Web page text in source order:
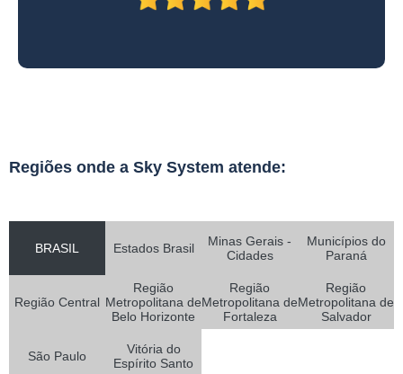
Regiões onde a Sky System atende:
BRASIL Estados Brasil
Minas Gerais -
Cidades
Municípios do
Paraná
Região Central
Região
Metropolitana de
Belo Horizonte
Região
Metropolitana de
Fortaleza
Região
Metropolitana de
Salvador
São Paulo
Vitória do
Espírito Santo